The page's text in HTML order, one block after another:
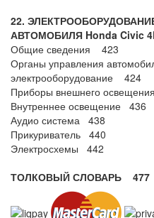
22.
АВТОМОБИЛЯ Honda Civic 4
Общие сведения 423
Органы управления
электрооборудование 424
Приборы внешнего
Внутреннее освещение 436
Аудио система 438
Прикуриватель 440
Электросхемы 442
ТОЛКОВЫЙ СЛОВАРЬ 477